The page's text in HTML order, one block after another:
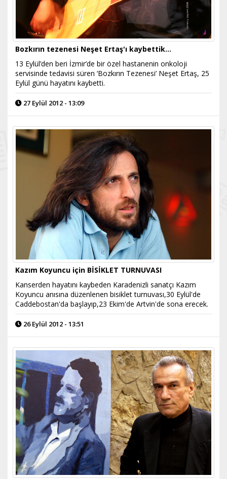
Bozkırın tezenesi Neşet Ertaş'ı kaybettik…
13 Eylül’den beri İzmir’de bir özel hastanenin onkoloji
servisinde tedavisi süren ‘Bozkırın Tezenesi’ Neşet Ertaş, 25
Eylül günü hayatını kaybetti.
27 Eylül 2012 - 13:09
Kazım Koyuncu için BİSİKLET TURNUVASI
Kanserden hayatını kaybeden Karadenizli sanatçı Kazım
Koyuncu anısına düzenlenen bisiklet turnuvası,30 Eylül'de
Caddebostan'da başlayıp,23 Ekim'de Artvin'de sona erecek.
26 Eylül 2012 - 13:51